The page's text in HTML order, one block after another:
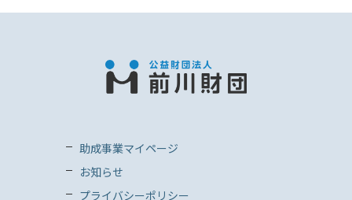
助成事業マイページ
お知らせ
プライバシーポリシー